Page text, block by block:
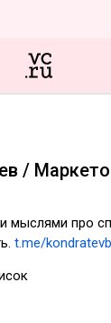
/
про
t.me/